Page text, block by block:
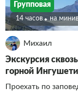
Групповая
14 часов На
Михаил
Экскурсия
горной
Проехать по